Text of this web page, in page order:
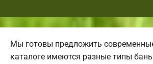
Мы готовы предложить
каталоге имеются разные типы